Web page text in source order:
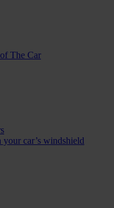
The Car
your car’s windshield